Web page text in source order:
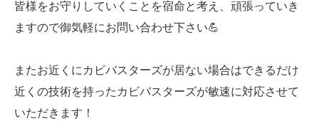
皆様をお守りしていくことを宿命と考え、頑張っていき
ますので御気軽にお問い合わせ下さい💪
またお近くにカビバスターズが居ない場合はできるだけ
近くの技術を持ったカビバスターズが敏速に対応させて
いただきます！